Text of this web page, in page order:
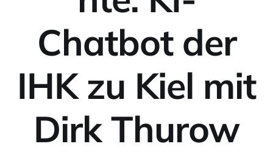
Chatbot der
IHK zu Kiel mit
Dirk Thurow